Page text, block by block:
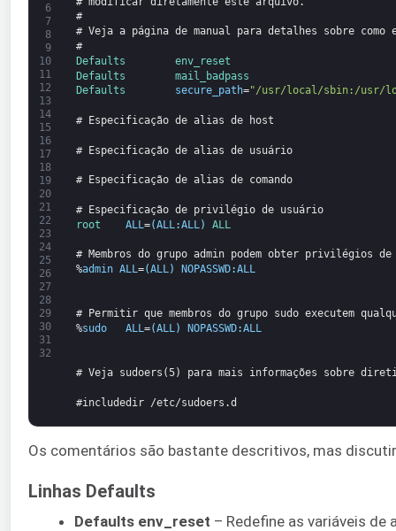
6
7
8
9
10
11
12
13
14
15
16
17
18
19
20
21
22
23
24
25
26
27
28
29
30
31
32
#
# Veja a página de manual para detalhes sobre como
#
Defaults env_reset
Defaults mail_badpass
Defaults
secure_path="/usr/local/sbin:/usr/
# Especificação de alias de host
# Especificação de alias de usuário
# Especificação de alias de comando
# Especificação de privilégio de usuário
root ALL =(ALL :ALL ) ALL
# Membros do grupo admin podem obter privilégios
%admin ALL=(ALL) NOPASSWD:ALL
# Permitir que membros do grupo sudo executem
%sudo ALL=(ALL) NOPASSWD:ALL
# Veja sudoers(5) para mais informações sobre
#includedir /etc/sudoers.d
Os comentários são bastante descritivos, mas
Linhas Defaults
Defaults env_reset – Redefine as variáveis